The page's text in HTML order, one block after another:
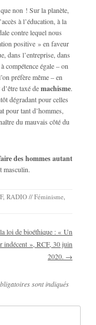
non ! Sur la planète,
à l’éducation, à la
contre lequel nous
positive » en faveur
dans l’entreprise, dans
compétence égale – on
préfère même – en
taxé demachisme.
dégradant pour celles
pour tant d’hommes,
du mauvais côté du
des hommes autant
masculin.
, RADIO // Féminisme
loi de bioéthique : « Un
indécent », RCF, 30 juin
2020. →
sont indiqués